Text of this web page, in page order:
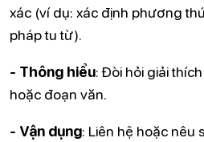
xác (ví dụ: xác định phương
pháp tu từ).
- Thông hiểu: Đòi hỏi giải
hoặc đoạn văn.
- Vận dụng: Liên hệ hoặc nêu